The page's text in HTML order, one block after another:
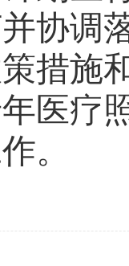
协调
措施
医疗
。